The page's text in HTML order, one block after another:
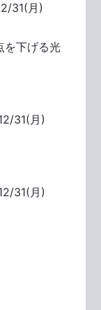
31(月)
を下げる光
31(月)
31(月)